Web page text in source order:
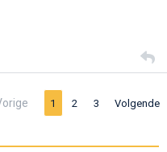
1 2 3 Volgende